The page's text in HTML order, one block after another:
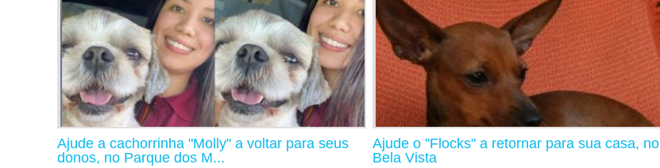
Ajude a cachorrinha "Molly" a voltar para seus
donos, no Parque dos M...
Ajude o "Flocks" a retornar para sua casa, no
Bela Vista